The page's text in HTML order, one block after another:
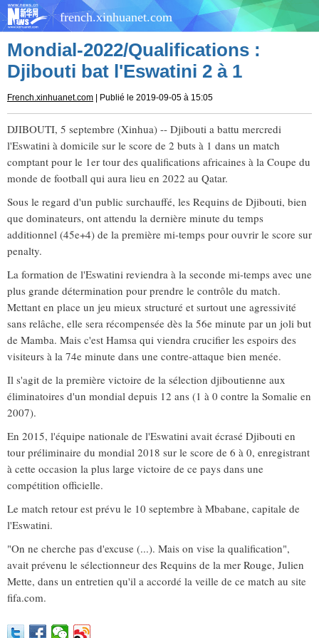
french.xinhuanet.com
Mondial-2022/Qualifications :
Djibouti bat l'Eswatini 2 à 1
French.xinhuanet.com | Publié le 2019-09-05 à 15:05
DJIBOUTI, 5 septembre (Xinhua) -- Djibouti a battu mercredi
l'Eswatini à domicile sur le score de 2 buts à 1 dans un match
comptant pour le 1er tour des qualifications africaines à la Coupe du
monde de football qui aura lieu en 2022 au Qatar.
Sous le regard d'un public surchauffé, les Requins de Djibouti, bien
que dominateurs, ont attendu la dernière minute du temps
additionnel (45e+4) de la première mi-temps pour ouvrir le score sur
penalty.
La formation de l'Eswatini reviendra à la seconde mi-temps avec une
plus grande détermination pour prendre le contrôle du match.
Mettant en place un jeu mieux structuré et surtout une agressivité
sans relâche, elle sera récompensée dès la 56e minute par un joli but
de Mamba. Mais c'est Hamsa qui viendra crucifier les espoirs des
visiteurs à la 74e minute dans une contre-attaque bien menée.
Il s'agit de la première victoire de la sélection djiboutienne aux
éliminatoires d'un mondial depuis 12 ans (1 à 0 contre la Somalie en
2007).
En 2015, l'équipe nationale de l'Eswatini avait écrasé Djibouti en
tour préliminaire du mondial 2018 sur le score de 6 à 0, enregistrant
à cette occasion la plus large victoire de ce pays dans une
compétition officielle.
Le match retour est prévu le 10 septembre à Mbabane, capitale de
l'Eswatini.
"On ne cherche pas d'excuse (...). Mais on vise la qualification",
avait prévenu le sélectionneur des Requins de la mer Rouge, Julien
Mette, dans un entretien qu'il a accordé la veille de ce match au site
fifa.com.